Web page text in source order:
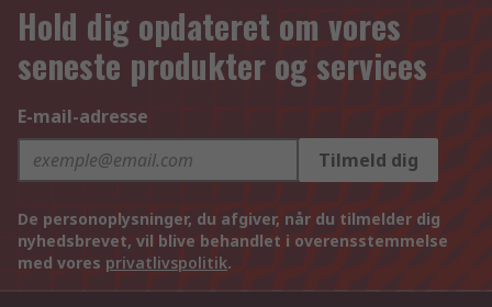
Hold dig opdateret om vores
seneste produkter og services
E-mail-adresse
Tilmeld dig
De personoplysninger, du afgiver, når du tilmelder dig
nyhedsbrevet, vil blive behandlet i overensstemmelse
med vores privatlivspolitik.